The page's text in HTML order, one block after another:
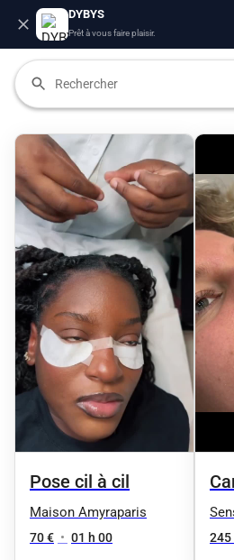
DYBYS
Prêt à vous faire plaisir.
Pose cil à cil
Maison Amyraparis
70 € • 01 h 00 245